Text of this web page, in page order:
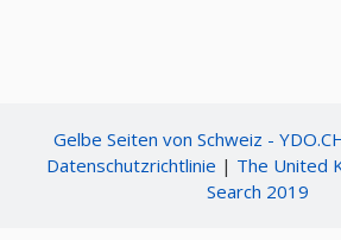
Gelbe Seiten von Schweiz -
Datenschutzrichtlinie | The United
Search 2019